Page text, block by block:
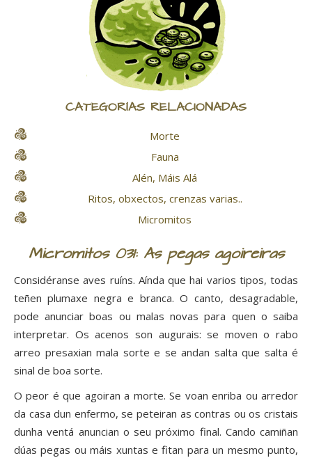
CATEGORÍAS RELACIONADAS
Morte
Fauna
Alén, Máis Alá
Ritos, obxectos, crenzas varias..
Micromitos
Micromitos 031: As pegas agoireiras
Considéranse aves ruíns. Aínda que hai varios tipos, todas
teñen plumaxe negra e branca. O canto, desagradable,
pode anunciar boas ou malas novas para quen o saiba
interpretar. Os acenos son augurais: se moven o rabo
arreo presaxian mala sorte e se andan salta que salta é
sinal de boa sorte.
O peor é que agoiran a morte. Se voan enriba ou arredor
da casa dun enfermo, se peteiran as contras ou os cristais
dunha ventá anuncian o seu próximo final. Cando camiñan
dúas pegas ou máis xuntas e fitan para un mesmo punto,